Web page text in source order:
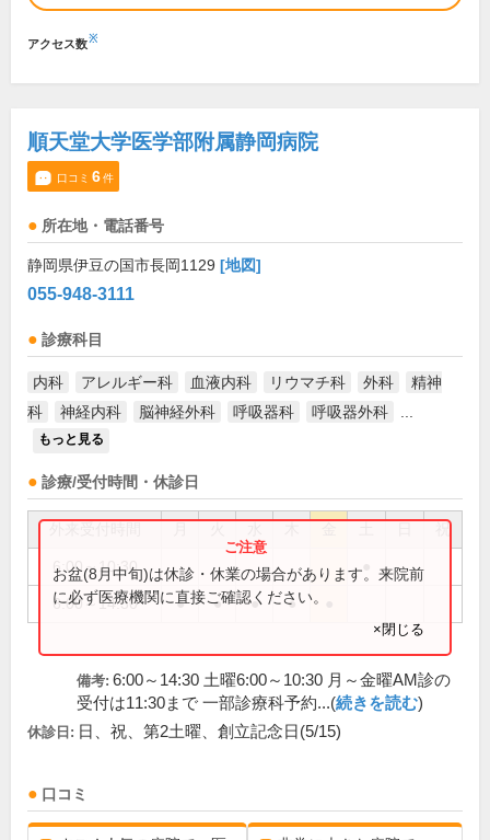
アクセス数※
順天堂大学医学部附属静岡病院
口コミ 6件
所在地・電話番号
静岡県伊豆の国市長岡1129 [地図]
055-948-3111
診療科目
内科 アレルギー科 血液内科 リウマチ科 外科
精神
科
神経内科 脳神経外科 呼吸器科 呼吸器外科
もっと見る
診療/受付時間・休診日
祝
6:00～10:30
6:00～14:30 ● ● ● ●
お盆(8月中旬)は休診・休業の場合があります。来院前
に必ず医療機関に直接ご確認ください。
×閉じる
備考: 6:00～14:30 土曜6:00～10:30 月～金曜AM診の
受付は11:30まで 一部診療科予約...(続きを読む)
休診日: 日、祝、第2土曜、創立記念日(5/15)
口コミ